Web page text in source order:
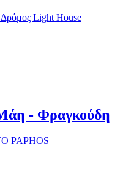
Light House
- Φραγκούδη
PAPHOS